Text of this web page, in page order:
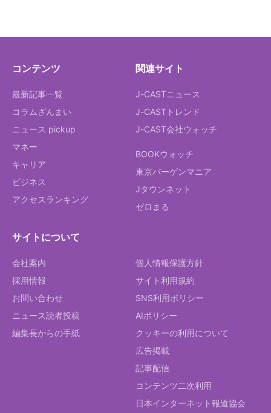
コンテンツ
最新記事一覧
コラムざんまい
ニュース pickup
マネー
キャリア
ビジネス
アクセスランキング
関連サイト
J-CASTニュース
J-CASTトレンド
J-CAST会社ウォッチ
BOOKウォッチ
東京バーゲンマニア
Jタウンネット
ゼロまる
サイトについて
会社案内
採用情報
お問い合わせ
ニュース読者投稿
編集長からの手紙
個人情報保護方針
サイト利用規約
SNS利用ポリシー
AIポリシー
クッキーの利用について
広告掲載
記事配信
コンテンツ二次利用
日本インターネット報道協会